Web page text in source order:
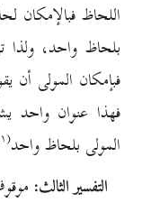
اللحاظ
بلحاظ واحد، ولذا
فبإمكان المولى
فهذا عنوان واحد
المولى بلحاظ واحد(۱)
التفسير الثالث: